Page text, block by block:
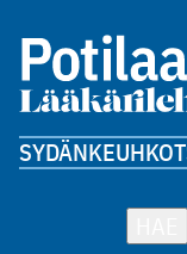
SYDÄNKEUHKOT